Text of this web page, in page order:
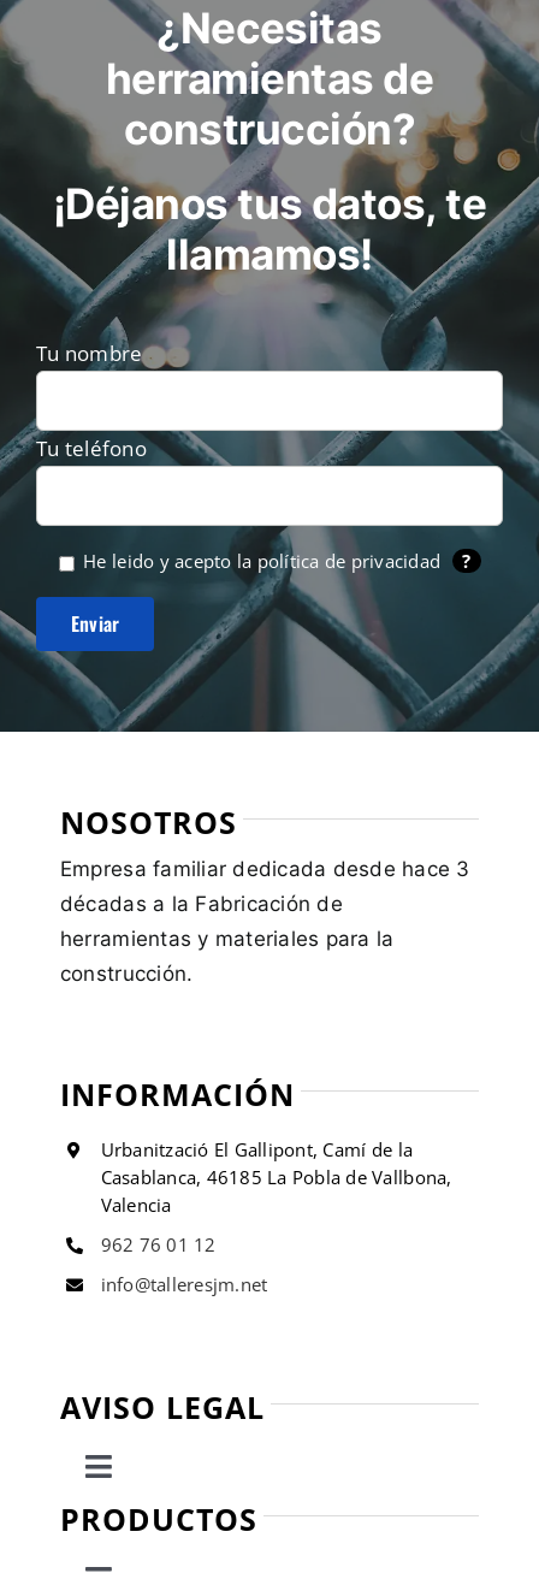
¿Necesitas
herramientas de
construcción?
¡Déjanos tus datos, te
llamamos!
Tu nombre
Tu teléfono
He leido y acepto la política de privacidad ?
NOSOTROS
Empresa familiar dedicada desde hace 3
décadas a la Fabricación de
herramientas y materiales para la
construcción.
INFORMACIÓN
Urbanització El Gallipont, Camí de la
Casablanca, 46185 La Pobla de Vallbona,
Valencia
962 76 01 12
info@talleresjm.net
AVISO LEGAL
Toggle
Política de privacidad
PRODUCTOS